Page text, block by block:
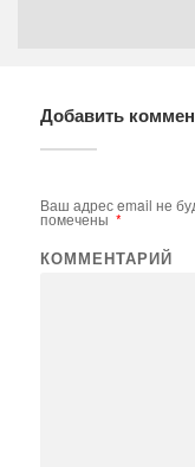
Добавить
Ваш адрес email не
помечены *
КОММЕНТАРИЙ